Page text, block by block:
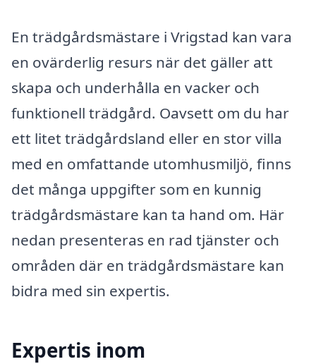
En trädgårdsmästare i Vrigstad kan vara
en ovärderlig resurs när det gäller att
skapa och underhålla en vacker och
funktionell trädgård. Oavsett om du har
ett litet trädgårdsland eller en stor villa
med en omfattande utomhusmiljö, finns
det många uppgifter som en kunnig
trädgårdsmästare kan ta hand om. Här
nedan presenteras en rad tjänster och
områden där en trädgårdsmästare kan
bidra med sin expertis.
Expertis inom